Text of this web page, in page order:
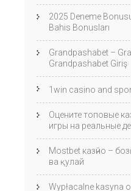
2025 Deneme
Bahis Bonusları
Grandpashabet –
Grandpashabet Giriş
1win casino and
Оцените топовые
игры на реальные
Mostbet казӣно –
ва қулай
Wypłacalne kasyna